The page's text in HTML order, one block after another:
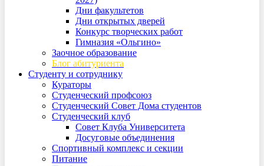
Дни факультетов
Дни открытых дверей
Конкурс творческих работ
Гимназия «Ольгино»
Заочное образование
Блог абитуриента
Студенту и сотруднику
Кураторы
Студенческий профсоюз
Студенческий Совет Дома студентов
Студенческий клуб
Совет Клуба Университета
Досуговые объединения
Спортивный комплекс и секции
Питание